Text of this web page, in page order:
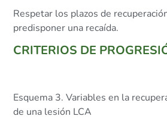
Respetar los plazos de
predisponer una recaída.
CRITERIOS DE
Esquema 3. Variables en la
de una lesión LCA